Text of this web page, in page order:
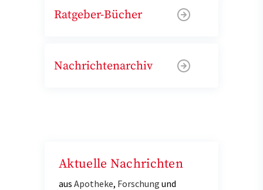
Ratgeber-Bücher
Nachrichtenarchiv
Aktuelle Nachrichten
aus Apotheke, Forschung und